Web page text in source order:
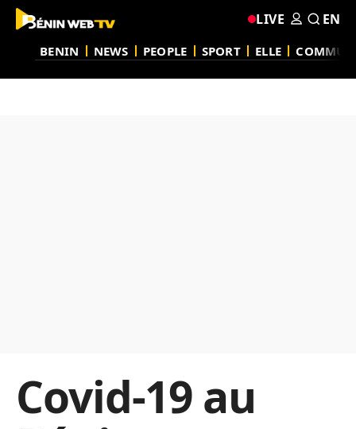
BENIN NEWS PEOPLE SPORT ELLE
LIVE EN
Covid-19 au